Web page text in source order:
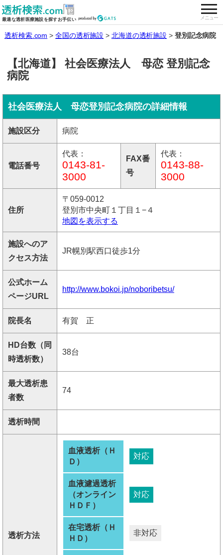
最適な透析医療施設を探すお手伝い メニュー
全国の透析施設を検索する
透析検索.com 全国の透析施設 北海道の透析施設 登別記念病院
【北海道】 社会医療法人 母恋 登別記念
病院
社会医療法人 母恋登別記念病院の詳細情報
施設区分 病院
電話番号
代表：
0143-81-
3000
FAX番
号
代表：
0143-88-
3000
住所
〒059-0012
登別市中央町１丁目１−４
地図を表示する
施設へのア
クセス方法
JR幌別駅西口徒歩1分
公式ホーム
ページURL
http://www.bokoi.jp/noboribetsu/
院長名 有賀 正
HD台数（同
時透析数）
38台
最大透析患
者数
74
透析時間
透析方法
血液透析（Ｈ
Ｄ）
対応
血液濾過透析
（オンライン
ＨＤＦ）
対応
在宅透析（Ｈ
ＨＤ）
非対応